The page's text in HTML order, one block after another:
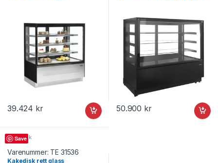
39.424 kr 50.900 kr
Save
Kakedisk
Varenummer: TE 31536
Kakedisk rett glass